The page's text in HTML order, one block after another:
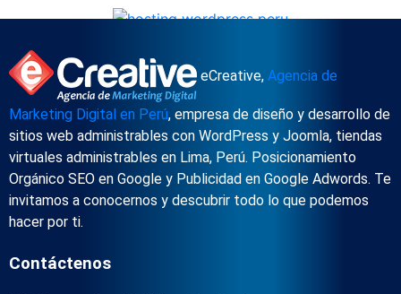
eCreative, Agencia de
Marketing Digital en Perú, empresa de diseño y desarrollo de
sitios web administrables con WordPress y Joomla, tiendas
virtuales administrables en Lima, Perú. Posicionamiento
Orgánico SEO en Google y Publicidad en Google Adwords. Te
invitamos a conocernos y descubrir todo lo que podemos
hacer por ti.
Contáctenos